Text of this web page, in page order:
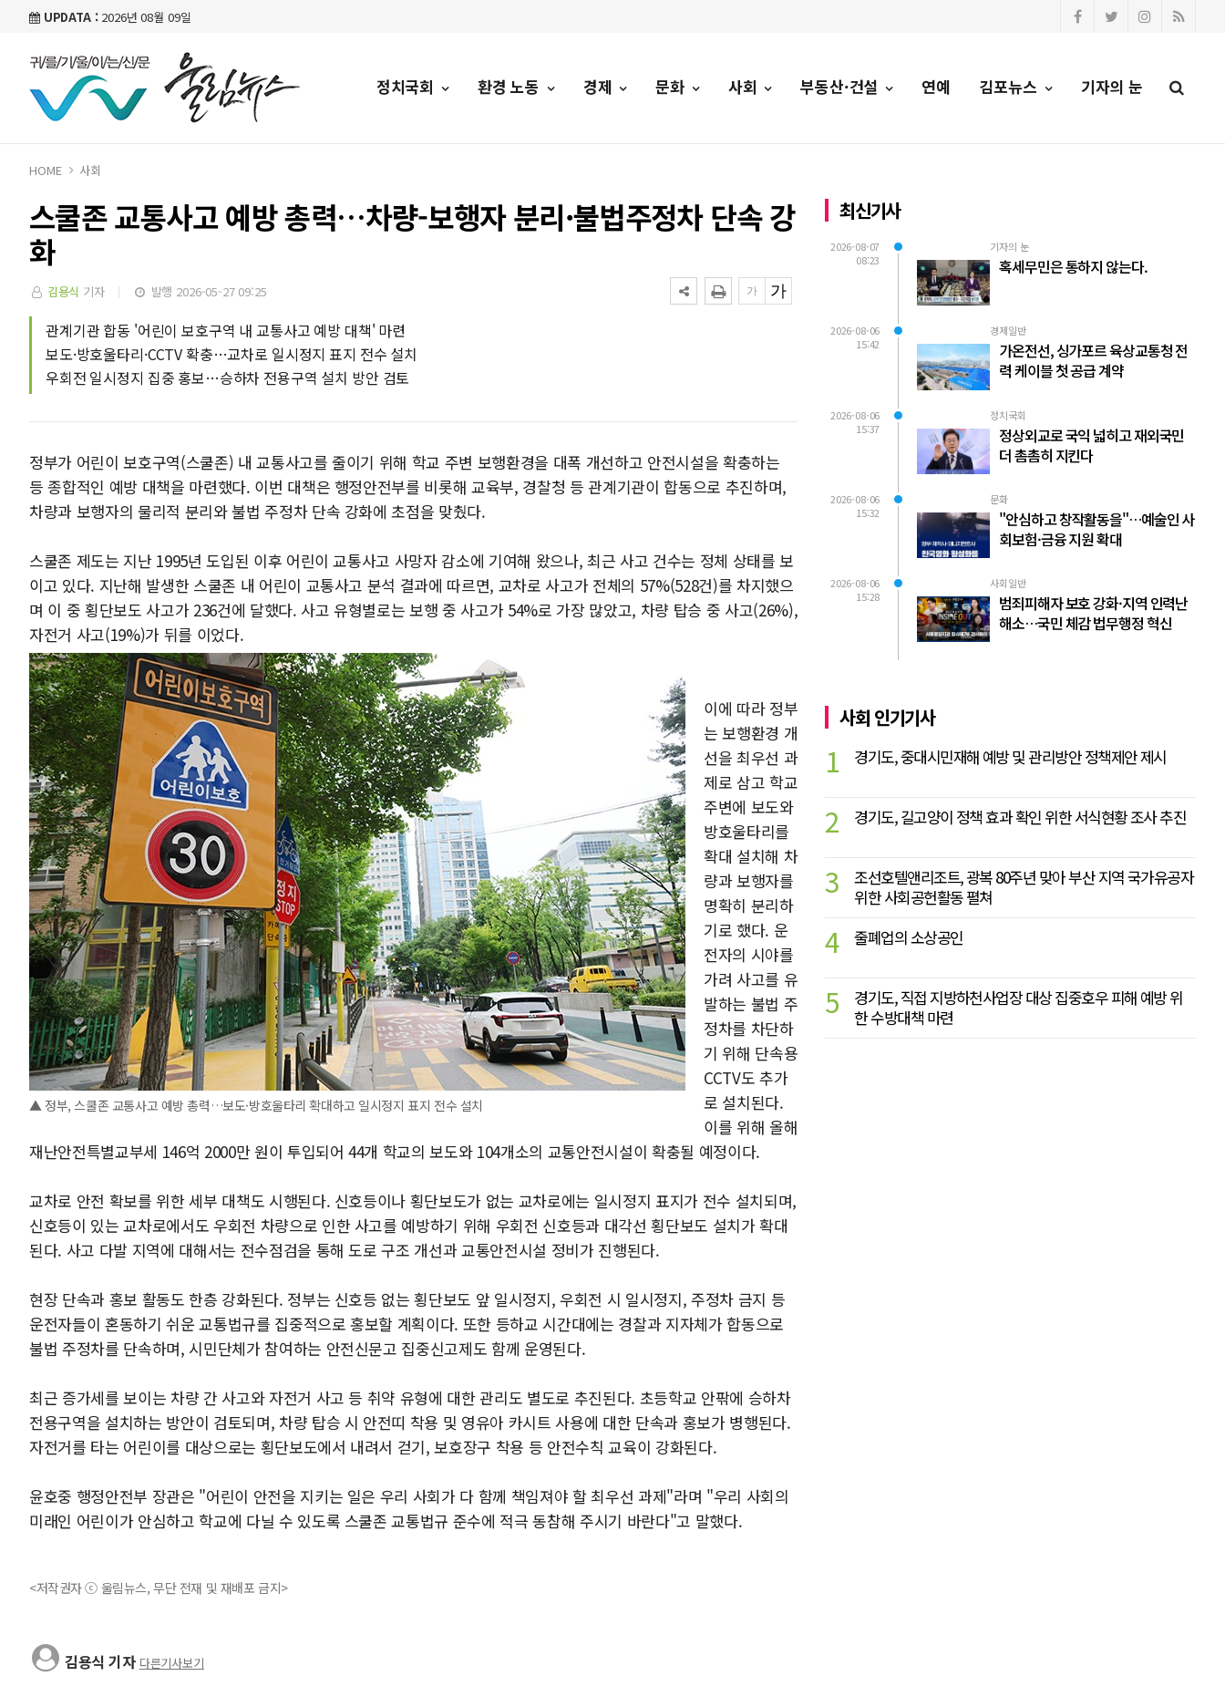
UPDATA :2026년 08월 09일
정치국회 환경 노동 경제 문화 사회 부동산·건설 연예 김포뉴스 기자의 눈
HOME 사회
스쿨존 교통사고 예방 총력…차량-보행자 분리·불법주정차 단속 강
화
김용식 기자 발행 2026-05-27 09:25
관계기관 합동 '어린이 보호구역 내 교통사고 예방 대책' 마련
보도·방호울타리·CCTV 확충…교차로 일시정지 표지 전수 설치
우회전 일시정지 집중 홍보…승하차 전용구역 설치 방안 검토
정부가 어린이 보호구역(스쿨존) 내 교통사고를 줄이기 위해 학교 주변 보행환경을 대폭 개선하고 안전시설을 확충하는
등 종합적인 예방 대책을 마련했다. 이번 대책은 행정안전부를 비롯해 교육부, 경찰청 등 관계기관이 합동으로 추진하며,
차량과 보행자의 물리적 분리와 불법 주정차 단속 강화에 초점을 맞췄다.
스쿨존 제도는 지난 1995년 도입된 이후 어린이 교통사고 사망자 감소에 기여해 왔으나, 최근 사고 건수는 정체 상태를 보
이고 있다. 지난해 발생한 스쿨존 내 어린이 교통사고 분석 결과에 따르면, 교차로 사고가 전체의 57%(528건)를 차지했으
며 이 중 횡단보도 사고가 236건에 달했다. 사고 유형별로는 보행 중 사고가 54%로 가장 많았고, 차량 탑승 중 사고(26%),
자전거 사고(19%)가 뒤를 이었다.
▲ 정부, 스쿨존 교통사고 예방 총력…보도·방호울타리 확대하고 일시정지 표지 전수 설치
이에 따라 정부
는 보행환경 개
선을 최우선 과
제로 삼고 학교
주변에 보도와
방호울타리를
확대 설치해 차
량과 보행자를
명확히 분리하
기로 했다. 운
전자의 시야를
가려 사고를 유
발하는 불법 주
정차를 차단하
기 위해 단속용
CCTV도 추가
로 설치된다.
이를 위해 올해
재난안전특별교부세 146억 2000만 원이 투입되어 44개 학교의 보도와 104개소의 교통안전시설이 확충될 예정이다.
교차로 안전 확보를 위한 세부 대책도 시행된다. 신호등이나 횡단보도가 없는 교차로에는 일시정지 표지가 전수 설치되며,
신호등이 있는 교차로에서도 우회전 차량으로 인한 사고를 예방하기 위해 우회전 신호등과 대각선 횡단보도 설치가 확대
된다. 사고 다발 지역에 대해서는 전수점검을 통해 도로 구조 개선과 교통안전시설 정비가 진행된다.
현장 단속과 홍보 활동도 한층 강화된다. 정부는 신호등 없는 횡단보도 앞 일시정지, 우회전 시 일시정지, 주정차 금지 등
운전자들이 혼동하기 쉬운 교통법규를 집중적으로 홍보할 계획이다. 또한 등하교 시간대에는 경찰과 지자체가 합동으로
불법 주정차를 단속하며, 시민단체가 참여하는 안전신문고 집중신고제도 함께 운영된다.
최근 증가세를 보이는 차량 간 사고와 자전거 사고 등 취약 유형에 대한 관리도 별도로 추진된다. 초등학교 안팎에 승하차
전용구역을 설치하는 방안이 검토되며, 차량 탑승 시 안전띠 착용 및 영유아 카시트 사용에 대한 단속과 홍보가 병행된다.
자전거를 타는 어린이를 대상으로는 횡단보도에서 내려서 걷기, 보호장구 착용 등 안전수칙 교육이 강화된다.
윤호중 행정안전부 장관은 "어린이 안전을 지키는 일은 우리 사회가 다 함께 책임져야 할 최우선 과제"라며 "우리 사회의
미래인 어린이가 안심하고 학교에 다닐 수 있도록 스쿨존 교통법규 준수에 적극 동참해 주시기 바란다"고 말했다.
<저작권자 ⓒ 울림뉴스, 무단 전재 및 재배포 금지>
김용식 기자 다른기사보기
최신기사
2026-08-07
08:23
기자의 눈
혹세무민은 통하지 않는다.
2026-08-06
15:42
경제일반
가온전선, 싱가포르 육상교통청 전
력 케이블 첫 공급 계약
2026-08-06
15:37
정치국회
정상외교로 국익 넓히고 재외국민
더 촘촘히 지킨다
2026-08-06
15:32
문화
"안심하고 창작활동을"…예술인 사
회보험·금융 지원 확대
2026-08-06
15:28
사회일반
범죄피해자 보호 강화·지역 인력난
해소…국민 체감 법무행정 혁신
사회 인기기사
1 경기도, 중대시민재해 예방 및 관리방안 정책제안 제시
2 경기도, 길고양이 정책 효과 확인 위한 서식현황 조사 추진
3
조선호텔앤리조트, 광복 80주년 맞아 부산 지역 국가유공자
위한 사회공헌활동 펼쳐
4 줄폐업의 소상공인
5
경기도, 직접 지방하천사업장 대상 집중호우 피해 예방 위
한 수방대책 마련